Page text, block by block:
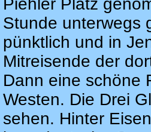
Piehler Platz
Stunde unterwegs
pünktlich und in
Mitreisende der
Dann eine schöne
Westen. Die Drei
sehen. Hinter